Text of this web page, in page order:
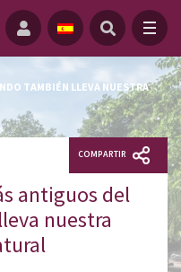
TAMBIÉN LLEVA NUESTRA
COMPARTIR
antiguos del
nuestra